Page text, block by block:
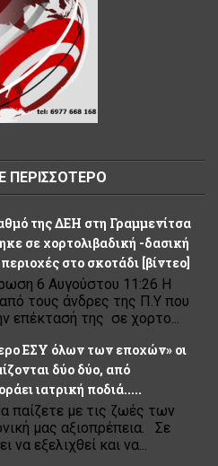
ΠΕΡΙΣΣΟΤΕΡΟ
της ΔΕΗ στη Γραμμενίτσα
σε χορτολιβαδική -δασική
στο σκοτάδι [βίντεο]
6 Αυγούστου 11:26 Η
τους άνδρες της Π.Υ που
επέκτασή της σε χορτο...
ΕΣΥ όλων των εποχών» οι
δύο δύο, από
ιατρική ποδιά.....
παίζετε με τις ζωές των
μας αξιοπρέπεια. Σε
να εξελιχθεί και να...